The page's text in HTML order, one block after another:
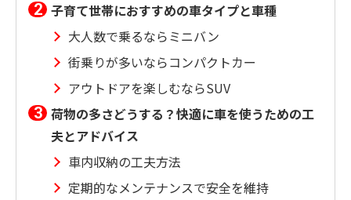
子育て世帯におすすめの車タイプと車種
大人数で乗るならミニバン
街乗りが多いならコンパクトカー
アウトドアを楽しむならSUV
荷物の多さどうする？快適に車を使うための工
夫とアドバイス
車内収納の工夫方法
定期的なメンテナンスで安全を維持